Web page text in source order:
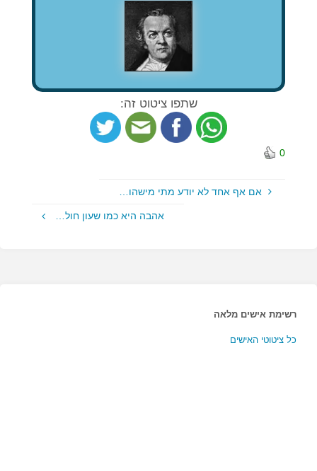
שתפו ציטוט זה:
0
אם אף אחד לא יודע מתי מישהו…
אהבה היא כמו שעון חול…
רשימת אישים מלאה
כל ציטוטי האישים